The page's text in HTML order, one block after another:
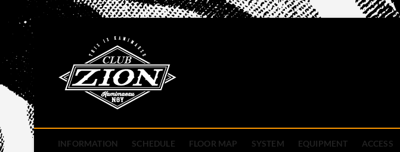
content
INFORMATION SCHEDULE FLOOR MAP SYSTEM EQUIPMENT ACCESS